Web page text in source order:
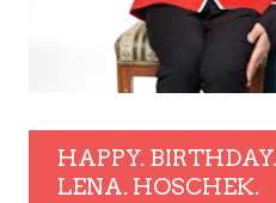
HAPPY.
LENA. HOSCHEK.